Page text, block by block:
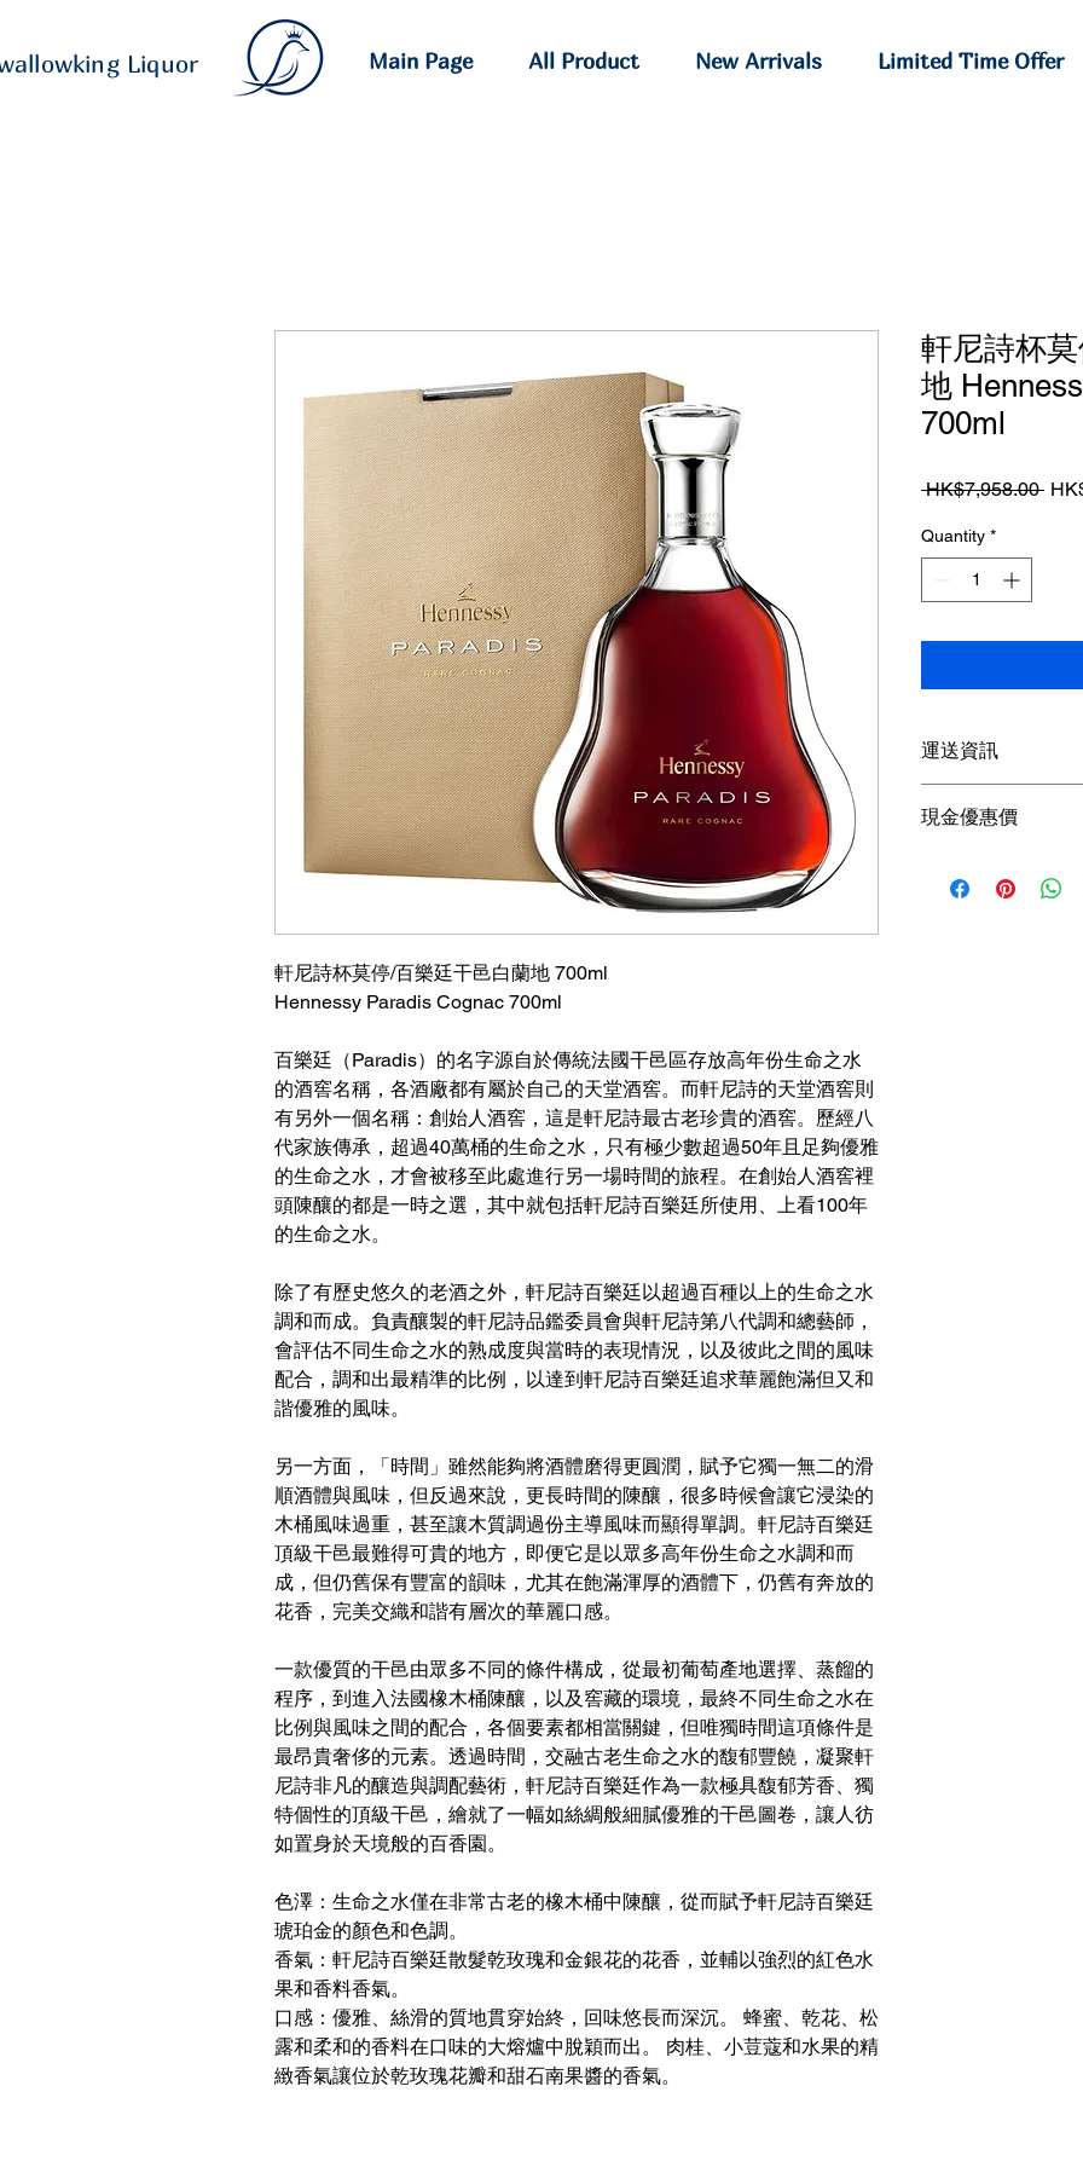
Liquor Main Page All Product New Arrivals Limited Time Offer
軒尼詩杯莫停/百樂廷干邑白蘭地 700ml
Hennessy Paradis Cognac 700ml
百樂廷（Paradis）的名字源自於傳統法國干邑區存放高年份生命之水
的酒窖名稱，各酒廠都有屬於自己的天堂酒窖。而軒尼詩的天堂酒窖則
有另外一個名稱：創始人酒窖，這是軒尼詩最古老珍貴的酒窖。歷經八
代家族傳承，超過40萬桶的生命之水，只有極少數超過50年且足夠優雅
的生命之水，才會被移至此處進行另一場時間的旅程。在創始人酒窖裡
頭陳釀的都是一時之選，其中就包括軒尼詩百樂廷所使用、上看100年
的生命之水。
除了有歷史悠久的老酒之外，軒尼詩百樂廷以超過百種以上的生命之水
調和而成。負責釀製的軒尼詩品鑑委員會與軒尼詩第八代調和總藝師，
會評估不同生命之水的熟成度與當時的表現情況，以及彼此之間的風味
配合，調和出最精準的比例，以達到軒尼詩百樂廷追求華麗飽滿但又和
諧優雅的風味。
另一方面，「時間」雖然能夠將酒體磨得更圓潤，賦予它獨一無二的滑
順酒體與風味，但反過來說，更長時間的陳釀，很多時候會讓它浸染的
木桶風味過重，甚至讓木質調過份主導風味而顯得單調。軒尼詩百樂廷
頂級干邑最難得可貴的地方，即便它是以眾多高年份生命之水調和而
成，但仍舊保有豐富的韻味，尤其在飽滿渾厚的酒體下，仍舊有奔放的
花香，完美交織和諧有層次的華麗口感。
一款優質的干邑由眾多不同的條件構成，從最初葡萄產地選擇、蒸餾的
程序，到進入法國橡木桶陳釀，以及窖藏的環境，最終不同生命之水在
比例與風味之間的配合，各個要素都相當關鍵，但唯獨時間這項條件是
最昂貴奢侈的元素。透過時間，交融古老生命之水的馥郁豐饒，凝聚軒
尼詩非凡的釀造與調配藝術，軒尼詩百樂廷作為一款極具馥郁芳香、獨
特個性的頂級干邑，繪就了一幅如絲綢般細膩優雅的干邑圖卷，讓人彷
如置身於天境般的百香園。
色澤：生命之水僅在非常古老的橡木桶中陳釀，從而賦予軒尼詩百樂廷
琥珀金的顏色和色調。
香氣：軒尼詩百樂廷散髮乾玫瑰和金銀花的花香，並輔以強烈的紅色水
果和香料香氣。
口感：優雅、絲滑的質地貫穿始終，回味悠長而深沉。 蜂蜜、乾花、松
露和柔和的香料在口味的大熔爐中脫穎而出。 肉桂、小荳蔻和水果的精
緻香氣讓位於乾玫瑰花瓣和甜石南果醬的香氣。
軒尼詩杯
地
700ml
HK$7,958.00
Quantity *
運送資訊
；港幣1000元以下
現金優惠價
使用轉數快FPS、